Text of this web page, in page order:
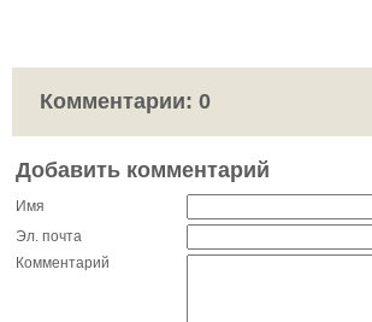
Комментарии: 0
Добавить комментарий
Имя
Эл. почта
Комментарий